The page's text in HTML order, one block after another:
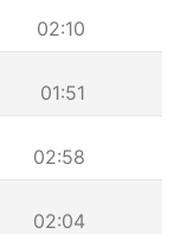
02:10
01:51
02:58
02:04